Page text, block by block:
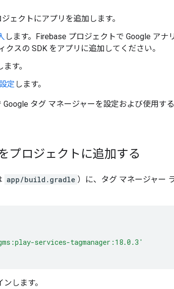
ェクトにアプリを追加します。
します。Firebase プロジェクトで Google アナ
スの SDK をアプリに追加してください。
ます。
定 します。
タグ マネージャーを設定および使用す
プロジェクトに追加する
app/build.gradle ）に、タグ マネージャー
services-tagmanager:18.0.3'
します。